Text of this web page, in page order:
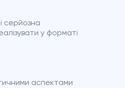
серйозна
у форматі
аспектами